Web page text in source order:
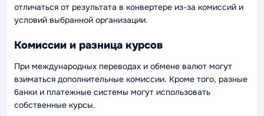
отличаться от результата в конвертере из-за комиссий и
условий выбранной организации.
Комиссии и разница курсов
При международных переводах и обмене валют могут
взиматься дополнительные комиссии. Кроме того, разные
банки и платежные системы могут использовать
собственные курсы.